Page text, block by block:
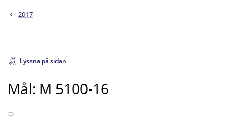
2017
Lyssna på sidan
Mål: M 5100-16